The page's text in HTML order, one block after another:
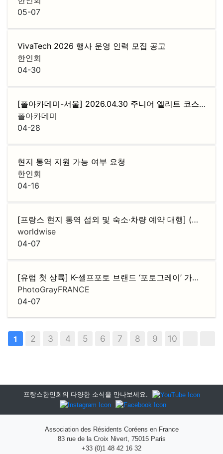
05-07
VivaTech 2026 행사 운영 인력 모집 공고
한인회
04-30
[폴아카데미-서울] 2026.04.30 주니어 엘리트 코스 로드맵 설명회
폴아카데미
04-28
현지 통역 지원 가능 여부 요청
한인회
04-16
[프랑스 현지 통역 섭외 및 숙소·차량 예약 대행] (기업 전용 · 후불 정산)
worldwise
04-07
[유럽 첫 상륙] K-셀프포토 브랜드 ‘포토그레이’ 가맹점주 모집
PhotoGrayFRANCE
04-07
1 2 3 4 5 6 7 8 9 10
프랑스한인회의 다양한 소식을 만나보세요.
Association des Résidents Coréens en France
83 rue de la Croix Nivert, 75015 Paris
+33 (0)1 48 42 16 32